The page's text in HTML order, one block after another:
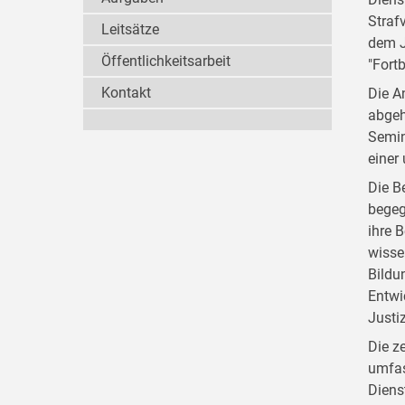
dem
Die
einer
Die
ihre
Die
Leitsätze
Öffentlichkeitsarbeit
Kontakt